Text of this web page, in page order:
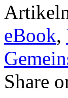
eBook,
Share